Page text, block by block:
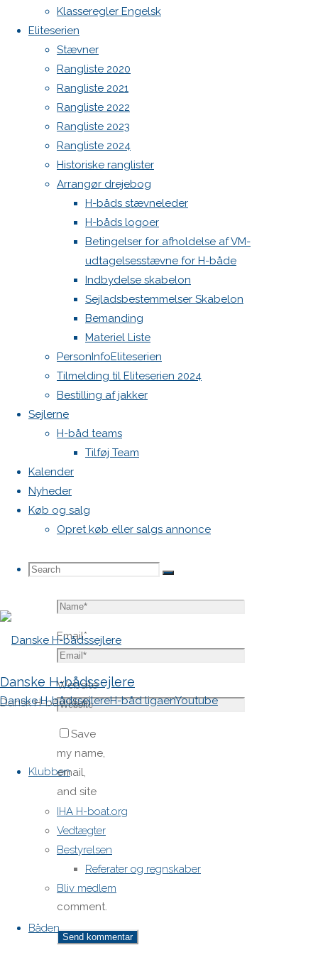
Klasseregler Engelsk
Eliteserien
Stævner
Rangliste 2020
Rangliste 2021
Rangliste 2022
Rangliste 2023
Rangliste 2024
Historiske ranglister
Arrangør drejebog
H-båds stævneleder
H-båds logoer
Betingelser for afholdelse af VM-
udtagelsesstævne for H-både
Indbydelse skabelon
Sejladsbestemmelser Skabelon
Bemanding
Materiel Liste
PersonInfoEliteserien
Tilmelding til Eliteserien 2024
Bestilling af jakker
Sejlerne
H-båd teams
Tilføj Team
Kalender
Nyheder
Køb og salg
Opret køb eller salgs annonce
Search
Search
Search
Danske H-bådssejlere
Dansk H-båd klub
Danske H-bådssejlereH-båd ligaenYoutube
Klubben
IHA H-boat.org
Vedtægter
Bestyrelsen
Referater og regnskaber
Bliv medlem
Båden
Previous
image
Next
image
Skriv
et
svar
Din e-
mailadresse
vil ikke
blive
publiceret.
Krævede
felter er
markeret
med*
Comment
Email*
Website
Save
my name,
email,
and site
URL in my
browser
for next
time I
post a
comment.
WordPress.org